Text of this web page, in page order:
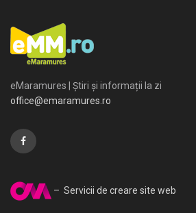
eMaramures | Știri și informații la zi
office@emaramures.ro
– Servicii de creare site web